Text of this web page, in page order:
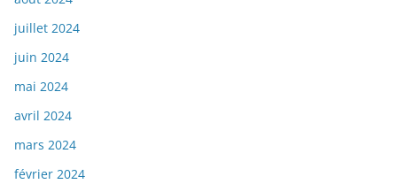
juillet 2024
juin 2024
mai 2024
avril 2024
mars 2024
février 2024